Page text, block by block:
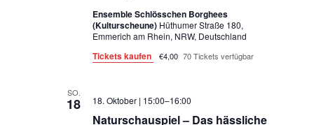
Ensemble Schlösschen Borghees
(Kulturscheune) Hüthumer Straße 180,
Emmerich am Rhein, NRW, Deutschland
Tickets kaufen €4,00 70 Tickets verfügbar
SO.
18
Naturschauspiel – Das hässliche
18. Oktober | 15:00–16:00